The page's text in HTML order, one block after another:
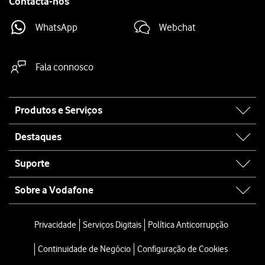
WhatsApp Webchat
Fala connosco
map
Produtos e Serviços
Destaques
Suporte
Sobre a Vodafone
Privacidade Serviços Digitais Política Anticorrupção
Continuidade de Negócio Configuração de Cookies